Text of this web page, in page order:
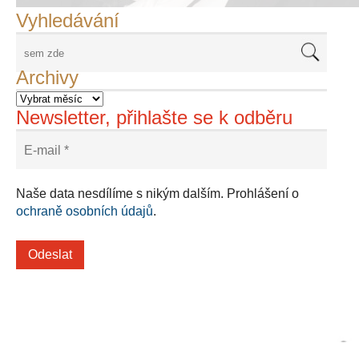
Vyhledávání
Archivy
Newsletter, přihlašte se k odběru
Naše data nesdílíme s nikým dalším. Prohlášení o
ochraně osobních údajů.